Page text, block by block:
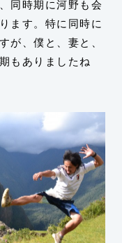
同時期に河野も会
ます。特に同時に
が、僕と、妻と、
もありましたね